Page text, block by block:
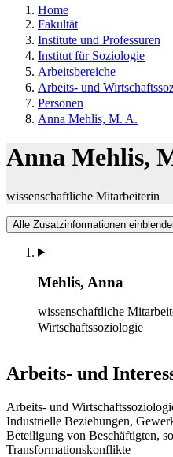
Home
Fakultät
Institute und Professuren
Institut für Soziologie
Arbeitsbereiche
Arbeits- und
Personen
Anna Mehlis, M. A.
Anna Mehlis,
wissenschaftliche Mitarbeiterin
Alle Zusatzinformationen
Mehlis, Anna
wissenschaftliche
Wirtschaftssoziologie
Arbeits- und
Arbeits- und
Industrielle Beziehungen,
Beteiligung von Beschäftigten,
Transformationskonflikte